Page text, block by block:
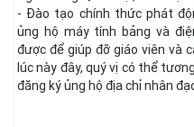
- Đào tạo chính thức phát
ủng hộ máy tính bảng và
được để giúp đỡ giáo viên và
lúc này đây, quý vị có thể
đăng ký ủng hộ địa chỉ nhân